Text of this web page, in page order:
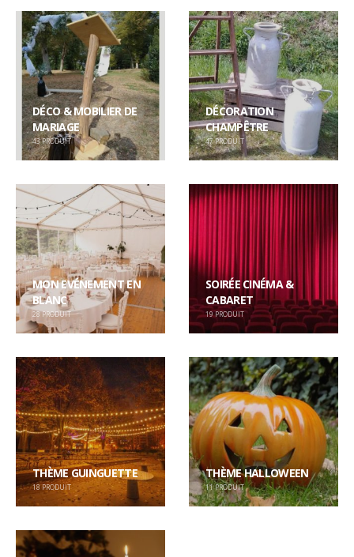
DÉCO & MOBILIER DE
MARIAGE
43PRODUIT
DÉCORATION
CHAMPÊTRE
47PRODUIT
MON EVÉNEMENT EN
BLANC
28PRODUIT
SOIRÉE CINÉMA &
CABARET
19PRODUIT
THÈME GUINGUETTE
18PRODUIT
THÈME HALLOWEEN
11PRODUIT